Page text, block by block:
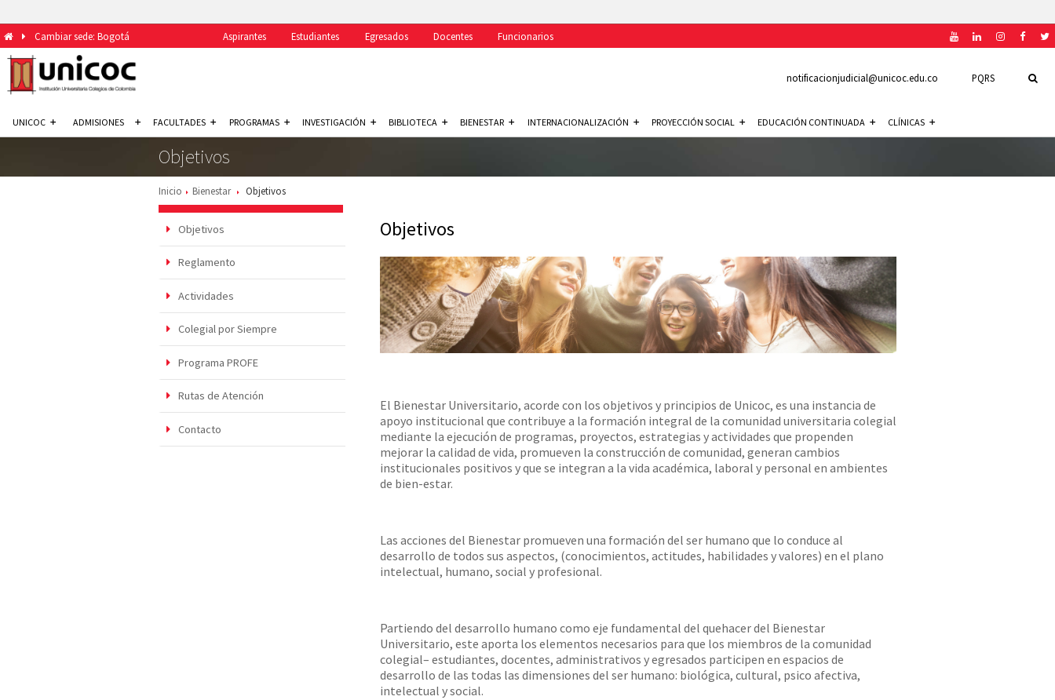
Cambiar sede: Bogotá Aspirantes Estudiantes Egresados Docentes Funcionarios
PQRS
notificacionjudicial@unicoc.edu.co
UNICOC ADMISIONES FACULTADES PROGRAMAS INVESTIGACIÓN BIBLIOTECA BIENESTAR INTERNACIONALIZACIÓN PROYECCIÓN SOCIAL EDUCACIÓN CONTINUADA CLÍNICAS
Objetivos
Inicio Bienestar Objetivos
Objetivos
Reglamento
Actividades
Colegial por Siempre
Programa PROFE
Rutas de Atención
Contacto
Objetivos
El Bienestar Universitario, acorde con los objetivos y principios de Unicoc, es una instancia de
apoyo institucional que contribuye a la formación integral de la comunidad universitaria colegial
mediante la ejecución de programas, proyectos, estrategias y actividades que propenden
mejorar la calidad de vida, promueven la construcción de comunidad, generan cambios
institucionales positivos y que se integran a la vida académica, laboral y personal en ambientes
de bien-estar.
Las acciones del Bienestar promueven una formación del ser humano que lo conduce al
desarrollo de todos sus aspectos, (conocimientos, actitudes, habilidades y valores) en el plano
intelectual, humano, social y profesional.
Partiendo del desarrollo humano como eje fundamental del quehacer del Bienestar
Universitario, este aporta los elementos necesarios para que los miembros de la comunidad
colegial– estudiantes, docentes, administrativos y egresados participen en espacios de
desarrollo de las todas las dimensiones del ser humano: biológica, cultural, psico afectiva,
intelectual y social.